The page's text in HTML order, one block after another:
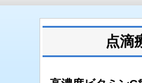
点滴